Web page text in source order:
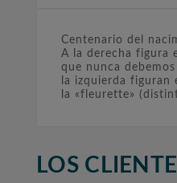
Centenario del
A la derecha figura
que nunca
la izquierda figuran
la «fleurette»
LOS